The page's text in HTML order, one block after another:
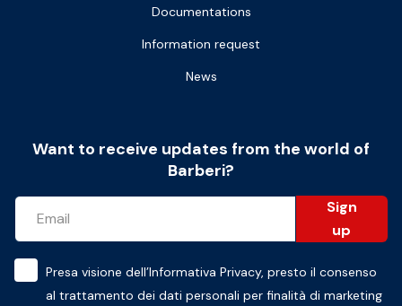
Documentations
Information request
News
Want to receive updates from the world of
Barberi?
Sign
up
Presa visione dell’Informativa Privacy, presto il consenso
al trattamento dei dati personali per finalità di marketing